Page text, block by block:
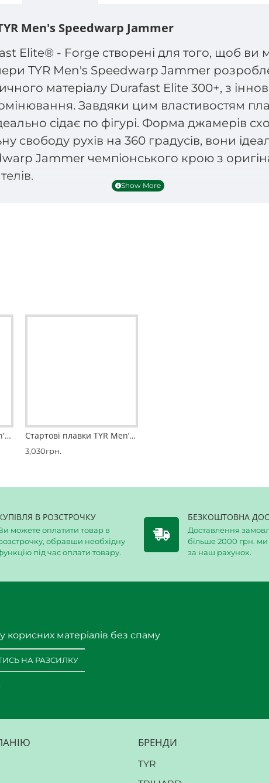
Men's Speedwarp Jammer
Elite® - Forge створені для того, щоб ви
TYR Men's Speedwarp Jammer
матеріалу Durafast Elite 300+, з
Завдяки цим властивостям
сідає по фігурі. Форма джамерів
свободу рухів на 360 градусів, вони
Jammer чемпіонського крою з
Стартові плавки TYR Men's Thresher™ Jammer Swimsuit Стартові плавки TYR Men’s Thresher Baja Jammer Swimsuit
3,030грн.
В РОЗСТРОЧКУ
можете оплатити товар в
обравши необхідну
під час оплати товару.
БЕЗКОШТОВНА
Доставлення
більше 2000 грн.
за наш рахунок.
корисних матеріалів без спаму
НА РАЗСИЛКУ
БРЕНДИ
TYR